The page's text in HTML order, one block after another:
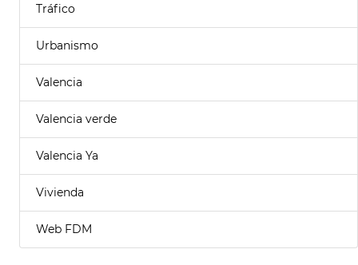
Tráfico
Urbanismo
Valencia
Valencia verde
Valencia Ya
Vivienda
Web FDM